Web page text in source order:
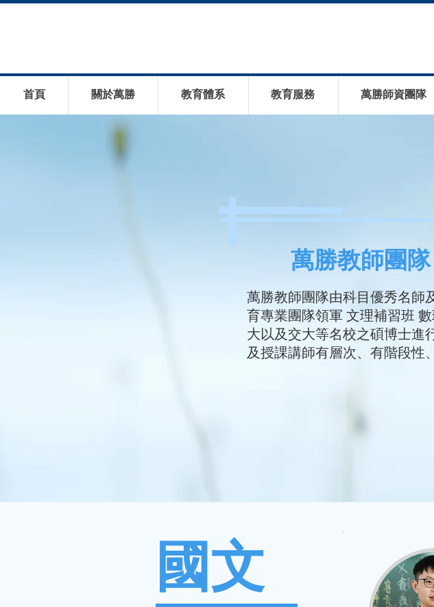
首頁 關於萬勝 教育體系 教育服務 萬勝師資團隊
萬勝教師團隊
萬勝教師團隊由科目優秀名師
育專業團隊領軍 文理補習班
大以及交大等名校之碩博士進
及授課講師有層次、有階段性
國文